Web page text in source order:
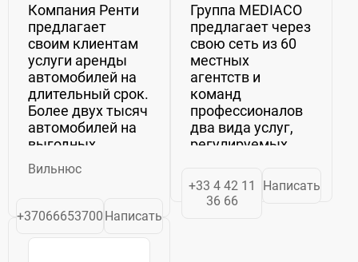
Компания Ренти
предлагает
своим клиентам
услуги аренды
автомобилей на
длительный срок.
Более двух тысяч
автомобилей на
выгодных
условиях в Литве.
Вильнюс
+37066653700 Написать
Группа MEDIACO
предлагает через
свою сеть из 60
местных
агентств и
команд
профессионалов
два вида услуг,
регулируемых
условиями UFL (Union
Francaise du
Levage): аренда
+33 4 42 11
36 66
Написать